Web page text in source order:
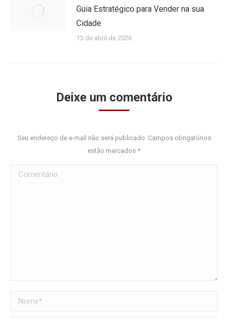
Guia Estratégico para Vender na sua
Cidade
13 de abril de 2026
Deixe um comentário
Seu endereço de e-mail não será publicado. Campos obrigatórios
estão marcados *
Comentário
Nome *